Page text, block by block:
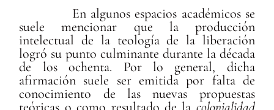
En algunos espacios académicos se
suele mencionar que la producción
intelectual de la teología de la liberación
logró su punto culminante durante la década
de los ochenta. Por lo general, dicha
afirmación suele ser emitida por falta de
conocimiento de las nuevas propuestas